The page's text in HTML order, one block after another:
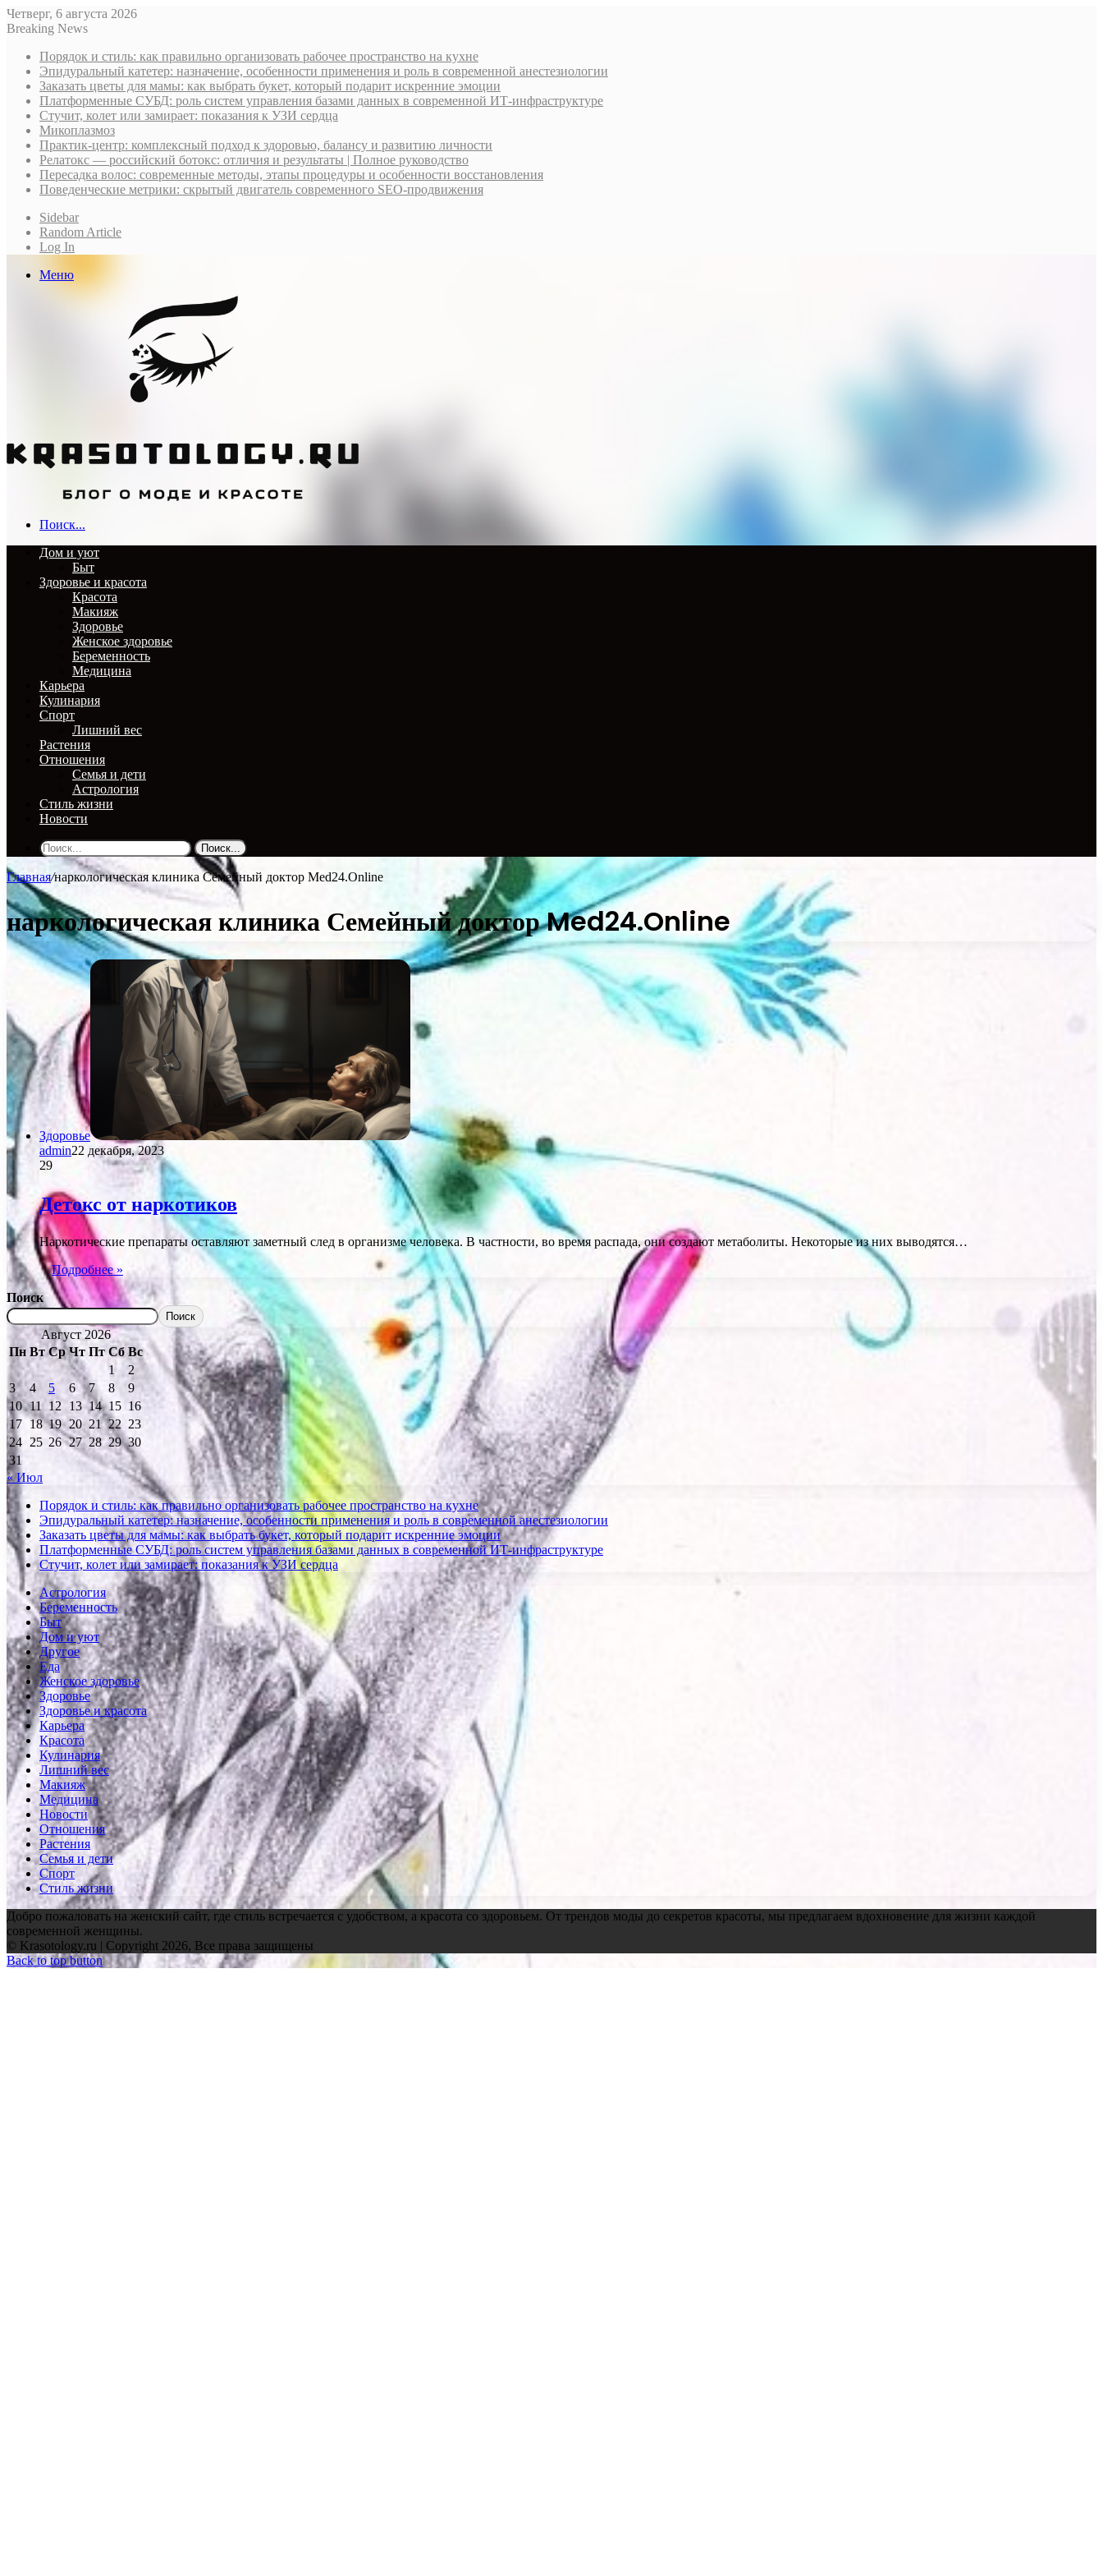
Четверг, 6 августа 2026
Breaking News
Порядок и стиль: как правильно организовать рабочее пространство на кухне
Эпидуральный катетер: назначение, особенности применения и роль в современной анестезиологии
Заказать цветы для мамы: как выбрать букет, который подарит искренние эмоции
Платформенные СУБД: роль систем управления базами данных в современной ИТ-инфраструктуре
Стучит, колет или замирает: показания к УЗИ сердца
Микоплазмоз
Практик-центр: комплексный подход к здоровью, балансу и развитию личности
Релатокс — российский ботокс: отличия и результаты | Полное руководство
Пересадка волос: современные методы, этапы процедуры и особенности восстановления
Поведенческие метрики: скрытый двигатель современного SEO-продвижения
Sidebar
Random Article
Log In
Меню
Поиск...
Дом и уют
Быт
Здоровье и красота
Красота
Макияж
Здоровье
Женское здоровье
Беременность
Медицина
Карьера
Кулинария
Спорт
Лишний вес
Растения
Отношения
Семья и дети
Астрология
Стиль жизни
Новости
Поиск...
Главная/наркологическая клиника Семейный доктор Med24.Online
наркологическая клиника Семейный доктор Med24.Online
Здоровье
admin22 декабря, 2023
29
Детокс от наркотиков
Наркотические препараты оставляют заметный след в организме человека. В частности, во время распада, они создают метаболиты. Некоторые из них выводятся…
Подробнее »
Поиск
Поиск
Август 2026
Пн Вт Ср Чт Пт Сб Вс
1
2
3
4 5 6 7 8
9
10 11 12 13 14 15 16
17 18 19 20 21 22 23
24 25 26 27 28 29 30
31
« Июл
Порядок и стиль: как правильно организовать рабочее пространство на кухне
Эпидуральный катетер: назначение, особенности применения и роль в современной анестезиологии
Заказать цветы для мамы: как выбрать букет, который подарит искренние эмоции
Платформенные СУБД: роль систем управления базами данных в современной ИТ-инфраструктуре
Стучит, колет или замирает: показания к УЗИ сердца
Астрология
Беременность
Быт
Дом и уют
Другое
Еда
Женское здоровье
Здоровье
Здоровье и красота
Карьера
Красота
Кулинария
Лишний вес
Макияж
Медицина
Новости
Отношения
Растения
Семья и дети
Спорт
Стиль жизни
Добро пожаловать на женский сайт, где стиль встречается с удобством, а красота со здоровьем. От трендов моды до секретов красоты, мы предлагаем вдохновение для жизни каждой
современной женщины.
© Krasotology.ru | Copyright 2026, Все права защищены
Back to top button